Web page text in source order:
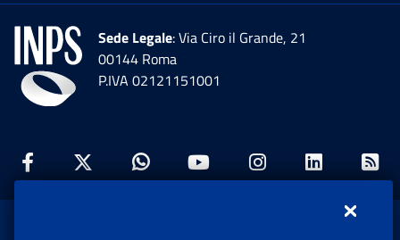
Sede Legale: Via Ciro il Grande, 21
00144 Roma
P.IVA 02121151001
Facebook: Apre una nuova finestra
Twitter: Apre una nuova finestra
Whatsapp: Apre una nuova
Youtube: Apre una
Instagram: